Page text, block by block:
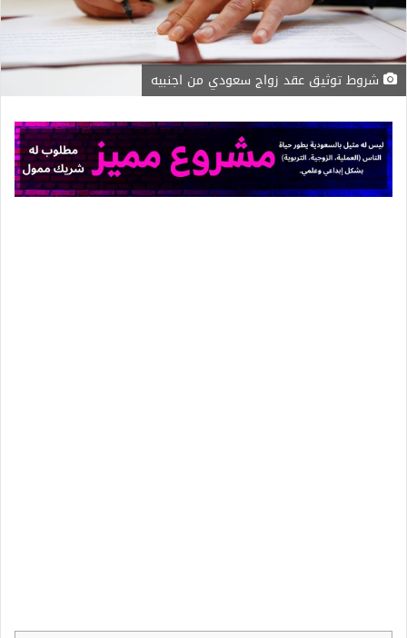
شروط توثيق عقد زواج سعودي من اجنبيه